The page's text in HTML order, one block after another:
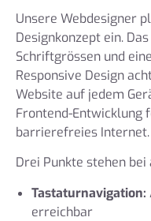
Unsere Webdesigner
Designkonzept ein.
Schriftgrössen und
Responsive Design
Website auf jedem
Frontend-Entwicklung
barrierefreies Internet.
Drei Punkte stehen
Tastaturnavigation:
erreichbar